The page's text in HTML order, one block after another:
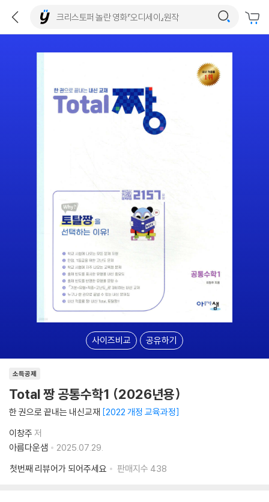
사이즈비교 공유하기
소득공제
Total 짱 공통수학1 (2026년용)
한 권으로 끝내는 내신교재 2022 개정 교육과정
이창주 저
아름다운샘
2025.07.29.
첫번째 리뷰어가 되어주세요
판매지수 438